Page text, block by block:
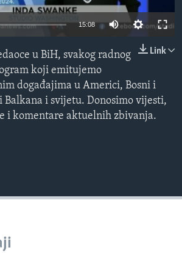
15:08
Link
u BiH, svakog radnog
koji emitujemo
događajima u Americi, Bosni i
i svijetu. Donosimo vijesti,
i komentare aktuelnih zbivanja.